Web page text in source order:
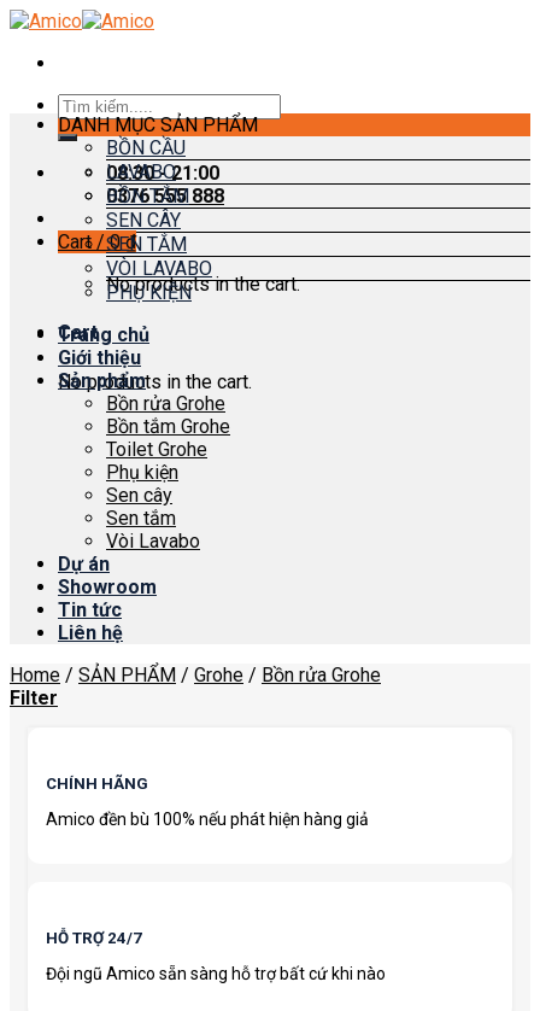
Skip
content
Search
for:
08:30 - 21:00
0376 555 888
Cart /0₫
No products in the cart.
Cart
No products in the cart.
DANH MỤC SẢN PHẨM
BỒN CẦU
LAVABO
BỒN TẮM
SEN CÂY
SEN TẮM
VÒI LAVABO
PHỤ KIỆN
Trang chủ
Giới thiệu
Sản phẩm
Bồn rửa Grohe
Bồn tắm Grohe
Toilet Grohe
Phụ kiện
Sen cây
Sen tắm
Vòi Lavabo
Dự án
Showroom
Tin tức
Liên hệ
Home / SẢN PHẨM / Grohe / Bồn rửa Grohe
Filter
CHÍNH HÃNG
Amico đền bù 100% nếu phát hiện hàng giả
HỖ TRỢ 24/7
Đội ngũ Amico sẵn sàng hỗ trợ bất cứ khi nào